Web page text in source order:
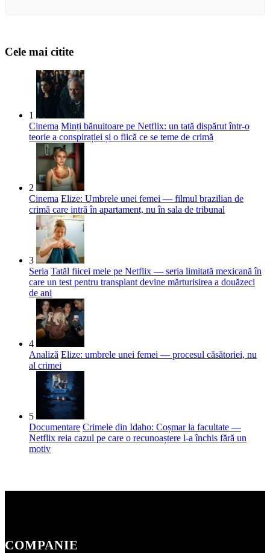
Cele mai citite
1
Cinema Minți bănuitoare pe Netflix: un tată dispărut într-o
teorie a conspirației și o fiică ce se teme de crimă
2
Cinema Elize: Umbrele unei femei — filmul brazilian de
crimă care intră în apartament, nu în sala de tribunal
3
Seria Tatăl fiicei mele pe Netflix — seria limitată mexicană în
care un test pentru transplant devine mărturisirea a douăzeci
de ani
4
Analiză Elize: umbrele unei femei — procesul căsătoriei, nu
al crimei
5
Documentare Crimele din Idaho: Coșmar la facultate —
Netflix reia cazul pe care o recunoaștere l-a închis fără un
motiv
COMPANIE